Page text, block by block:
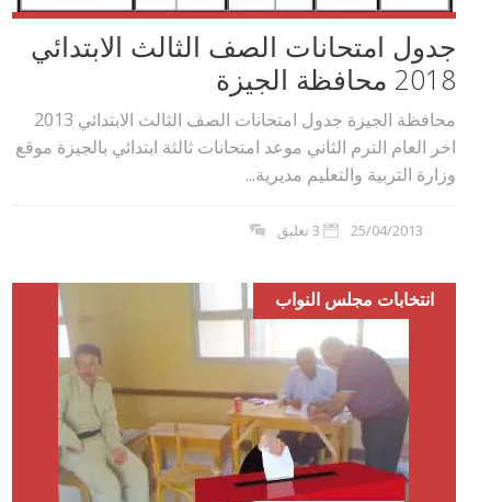
جدول امتحانات الصف الثالث الابتدائي
2018 محافظة الجيزة
محافظة الجيزة جدول امتحانات الصف الثالث الابتدائي 2013
اخر العام الترم الثاني موعد امتحانات ثالثة ابتدائي بالجيزة موقع
وزارة التربية والتعليم مديرية...
25/04/2013 3 تعليق
انتخابات مجلس النواب